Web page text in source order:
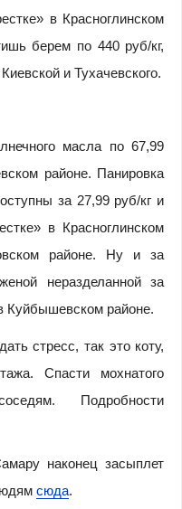
в Красноглинском
берем по 440 руб/кг,
и Тухачевского.
масла по 67,99
районе. Панировка
за 27,99 руб/кг и
в Красноглинском
районе. Ну и за
неразделанной за
Куйбышевском районе.
стресс, так это коту,
Спасти мохнатого
Подробности
наконец засыплет
сюда.